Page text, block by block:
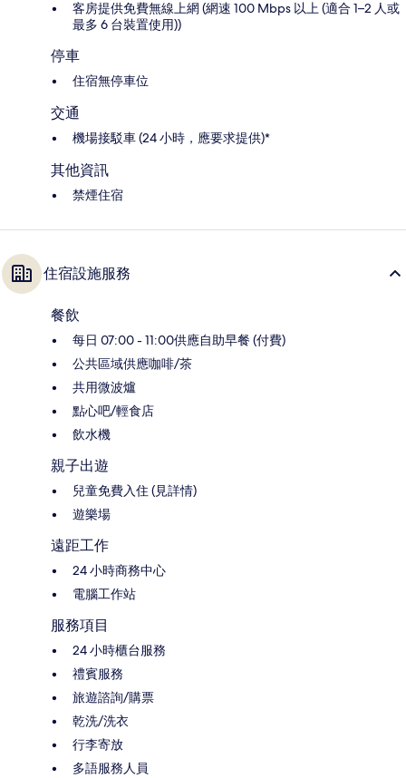
客房提供免費無線上網 (網速 100 Mbps 以上 (適合 1–2 人或
最多 6 台裝置使用))
停車
住宿無停車位
交通
機場接駁車 (24 小時，應要求提供)*
其他資訊
禁煙住宿
住宿設施服務
餐飲
每日 07:00 - 11:00供應自助早餐 (付費)
公共區域供應咖啡/茶
共用微波爐
點心吧/輕食店
飲水機
親子出遊
兒童免費入住 (見詳情)
遊樂場
遠距工作
24 小時商務中心
電腦工作站
服務項目
24 小時櫃台服務
禮賓服務
旅遊諮詢/購票
乾洗/洗衣
行李寄放
多語服務人員